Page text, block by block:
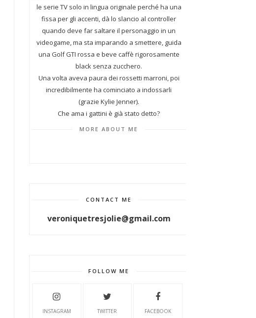
le serie TV solo in lingua originale perché ha una
fissa per gli accenti, dà lo slancio al controller
quando deve far saltare il personaggio in un
videogame, ma sta imparando a smettere, guida
una Golf GTI rossa e beve caffè rigorosamente
black senza zucchero.
Una volta aveva paura dei rossetti marroni, poi
incredibilmente ha cominciato a indossarli
(grazie Kylie Jenner).
Che ama i gattini è già stato detto?
MORE ABOUT ME
CONTACT ME
veroniquetresjolie@gmail.com
FOLLOW ME
INSTAGRAM TWITTER FACEBOOK